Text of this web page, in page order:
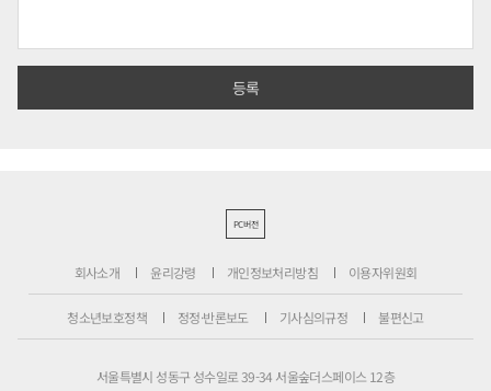
PC버전
회사소개 윤리강령 개인정보처리방침 이용자위원회
청소년보호정책 정정·반론보도 기사심의규정 불편신고
서울특별시 성동구 성수일로 39-34 서울숲더스페이스 12층